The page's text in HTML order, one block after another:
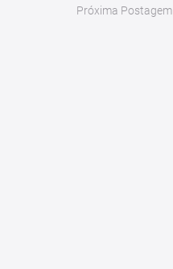
Próxima Postagem